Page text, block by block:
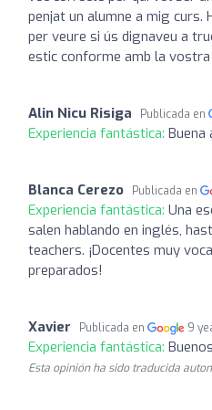
penjat un alumne a mig curs.
per veure si ús dignaveu a
estic conforme amb la
Alin Nicu Risiga Publicada en
Experiencia fantástica: Buena
Blanca Cerezo Publicada en
Experiencia fantástica: Una
salen hablando en inglés,
teachers. ¡Docentes muy
preparados!
Xavier Publicada en 9
Experiencia fantástica:
Esta opinión ha sido traducida